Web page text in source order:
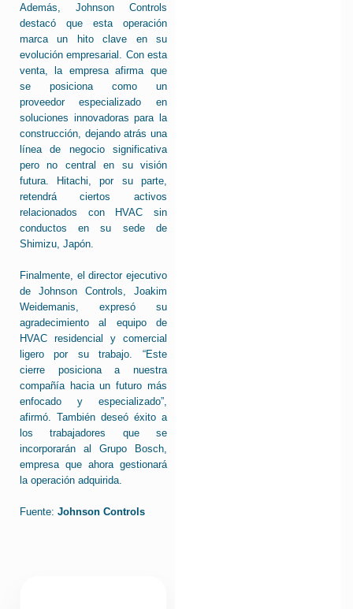
Además, Johnson Controls
destacó que esta operación
marca un hito clave en su
evolución empresarial. Con esta
venta, la empresa afirma que
se posiciona como un
proveedor especializado en
soluciones innovadoras para la
construcción, dejando atrás una
línea de negocio significativa
pero no central en su visión
futura. Hitachi, por su parte,
retendrá ciertos activos
relacionados con HVAC sin
conductos en su sede de
Shimizu, Japón.
Finalmente, el director ejecutivo
de Johnson Controls, Joakim
Weidemanis, expresó su
agradecimiento al equipo de
HVAC residencial y comercial
ligero por su trabajo. “Este
cierre posiciona a nuestra
compañía hacia un futuro más
enfocado y especializado”,
afirmó. También deseó éxito a
los trabajadores que se
incorporarán al Grupo Bosch,
empresa que ahora gestionará
la operación adquirida.
Fuente: Johnson Controls